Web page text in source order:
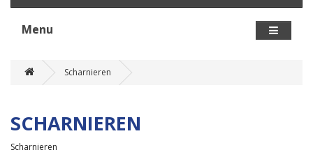
Menu
Scharnieren
SCHARNIEREN
Scharnieren